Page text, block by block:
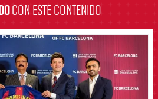
CON ESTE CONTENIDO
FCB Barcelona badge